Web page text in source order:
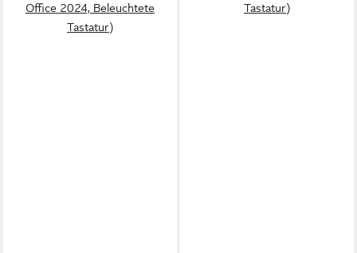
Office 2024, Beleuchtete
Tastatur)
Tastatur)